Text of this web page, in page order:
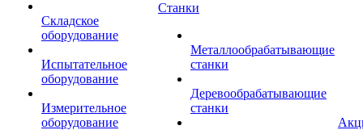
Складское
оборудование
Испытательное
оборудование
Измерительное
оборудование
Станки
Металлообрабатывающие
станки
Деревообрабатывающие
станки